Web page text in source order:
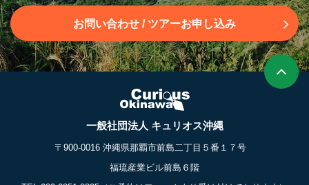
お問い合わせ / ツアーお申し込み
一般社団法人 キュリオス沖縄
〒900-0016 沖縄県那覇市前島二丁目５番１７号
福琉産業ビル前島６階